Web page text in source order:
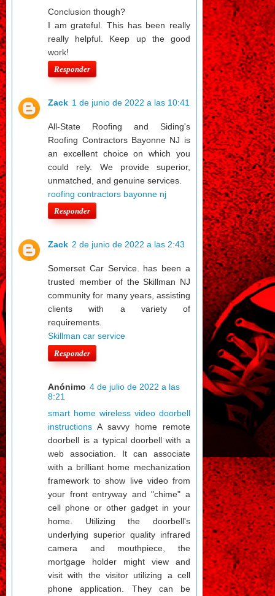
Conclusion though?
I am grateful. This has been really
really helpful. Keep up the good
work!
Responder
Zack 1 de junio de 2022 a las 10:41
All-State Roofing and Siding's
Roofing Contractors Bayonne NJ is
an excellent choice on which you
could rely. We provide superior,
unmatched, and genuine services.
roofing contractors bayonne nj
Responder
Zack 2 de junio de 2022 a las 2:43
Somerset Car Service. has been a
trusted member of the Skillman NJ
community for many years, assisting
clients with a variety of
requirements.
Skillman car service
Responder
Anónimo 4 de julio de 2022 a las
8:21
smart home wireless video doorbell
instructions A savvy home remote
doorbell is a typical doorbell with a
web association. It can associate
with a brilliant home mechanization
framework to show live video from
your front entryway and "chime" a
cell phone or other gadget in your
home. Utilizing the doorbell's
underlying superior quality infrared
camera and mouthpiece, the
mortgage holder might view and
visit with the visitor utilizing a cell
phone application. They can be